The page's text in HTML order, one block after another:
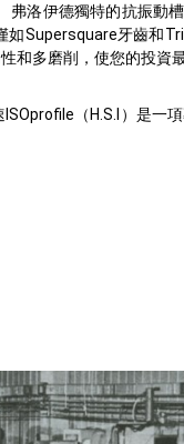
弗洛伊德獨特的抗振動
如Supersquare牙齒和
和多磨削，使您的投資
（H.S.I）是一